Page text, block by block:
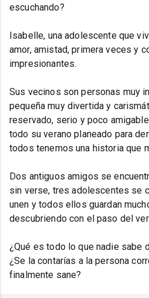
escuchando?
Isabelle, una adolescente que
amor, amistad, primera veces y
impresionantes.
Sus vecinos son personas muy
pequeña muy divertida y
reservado, serio y poco
todo su verano planeado para
todos tenemos una historia que
Dos antiguos amigos se
sin verse, tres adolescentes se
unen y todos ellos guardan
descubriendo con el paso del
¿Qué es todo lo que nadie sabe
¿Se la contarías a la persona
finalmente sane?